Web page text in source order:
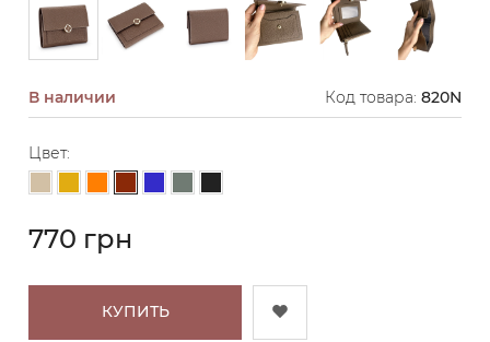
В наличии Код товара: 820N
Цвет:
770 грн
КУПИТЬ